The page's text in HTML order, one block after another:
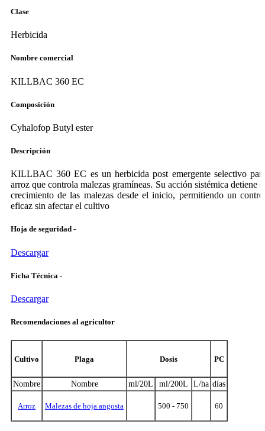
Clase
Herbicida
Nombre comercial
KILLBAC 360 EC
Composición
Cyhalofop Butyl ester
Descripción
KILLBAC 360 EC es un herbicida post emergente selectivo
arroz que controla malezas gramíneas. Su acción sistémica detiene
crecimiento de las malezas desde el inicio, permitiendo un
eficaz sin afectar el cultivo
Hoja de seguridad -
Descargar
Ficha Técnica -
Descargar
Recomendaciones al agricultor
Cultivo Plaga Dosis PC
Nombre Nombre ml/20L ml/200L L/ha días
Arroz Malezas de hoja angosta 500 - 750 60